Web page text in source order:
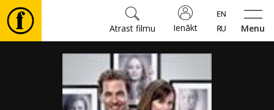
Menu
Ienākt
Atrast filmu